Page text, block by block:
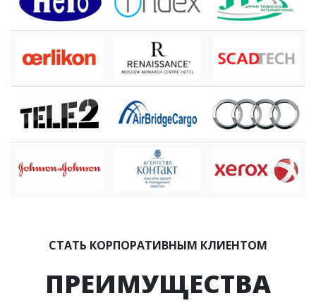
СТАТЬ КОРПОРАТИВНЫМ КЛИЕНТОМ
ПРЕИМУЩЕСТВА